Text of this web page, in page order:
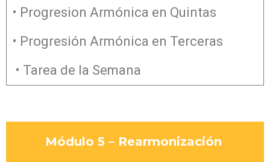
• Progresion Armónica en Quintas
• Progresión Armónica en Terceras
• Tarea de la Semana
Módulo 5 – Rearmonización